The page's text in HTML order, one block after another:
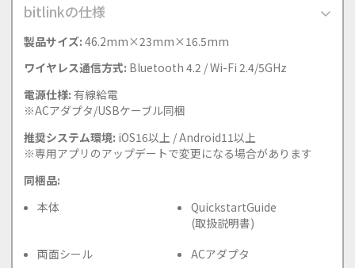
bitlinkの仕様
製品サイズ: 46.2mm×23mm×16.5mm
ワイヤレス通信方式: Bluetooth 4.2 / Wi-Fi 2.4/5GHz
電源仕様: 有線給電
※ACアダプタ/USBケーブル同梱
推奨システム環境: iOS16以上 / Android11以上
※専用アプリのアップデートで変更になる場合があります
同梱品:
本体
QuickstartGuide
(取扱説明書)
両面シール
ACアダプタ